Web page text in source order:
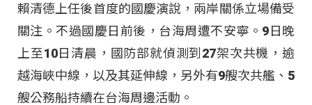
賴清德上任後首度的國慶演說，兩岸關係立場備受
關注。不過國慶日前後，台海周遭不安寧。9日晚
上至10日清晨，國防部就偵測到27架次共機，逾
越海峽中線，以及其延伸線，另外有9艘次共艦、5
艘公務船持續在台海周邊活動。